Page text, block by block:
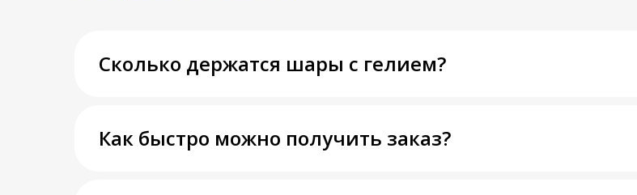
Сколько держатся шары с гелием?
Как быстро можно получить заказ?